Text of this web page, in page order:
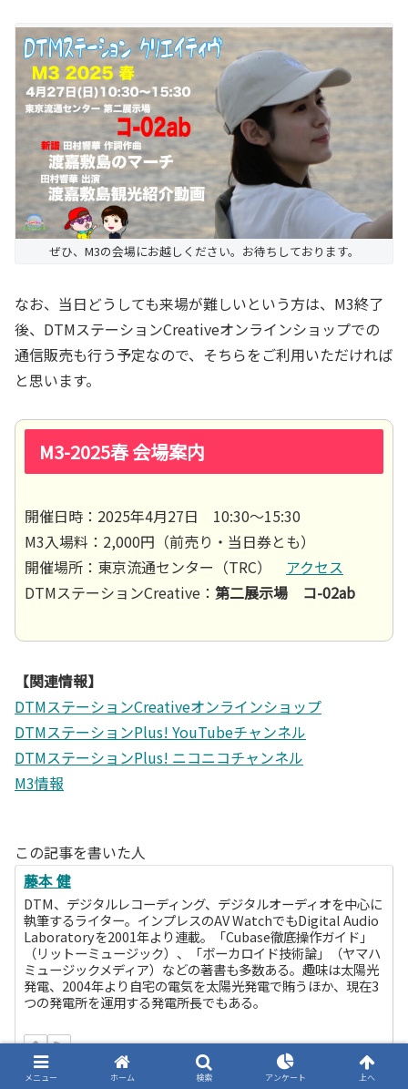
ぜひ、M3の会場にお越しください。お待ちしております。
なお、当日どうしても来場が難しいという方は、M3終了
後、DTMステーションCreativeオンラインショップでの
通信販売も行う予定なので、そちらをご利用いただければ
と思います。
M3-2025春 会場案内
開催日時：2025年4月27日 10:30～15:30
M3入場料：2,000円（前売り・当日券とも）
開催場所：東京流通センター（TRC） アクセス
DTMステーションCreative： 第二展示場 コ-02ab
【関連情報】
DTMステーションCreativeオンラインショップ
DTMステーションPlus! YouTubeチャンネル
DTMステーションPlus! ニコニコチャンネル
M3情報
この記事を書いた人
藤本 健
DTM、デジタルレコーディング、デジタルオーディオを中心に
執筆するライター。インプレスのAV WatchでもDigital Audio
Laboratoryを2001年より連載。「Cubase徹底操作ガイド」
（リットーミュージック）、「ボーカロイド技術論」（ヤマハ
ミュージックメディア）などの著書も多数ある。趣味は太陽光
発電、2004年より自宅の電気を太陽光発電で賄うほか、現在3
つの発電所を運用する発電所長でもある。
メニュー ホーム 検索 アンケート 上へ